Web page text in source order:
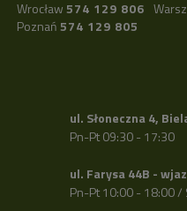
Wrocław 574 129 806
Poznań 574 129 805
ul. Słoneczna 4,
Pn-Pt 09:30 - 17:30
ul. Farysa 44B -
Pn-Pt 10:00 - 18:00 /